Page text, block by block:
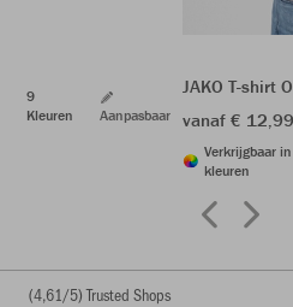
9
Kleuren
Aanpasbaar
JAKO T-shirt
vanaf €
Verkrijgbaar
kleuren
(4,61/5) Trusted Shops